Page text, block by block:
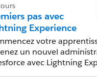
pas avec
Experience
votre
un nouvel
avec Lightning